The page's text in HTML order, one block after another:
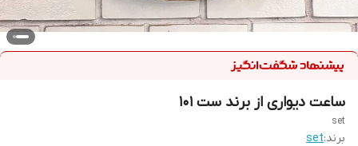
ساعت دیواری از برند ست 101
set
برند:set